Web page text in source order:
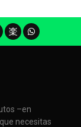
–en
necesitas